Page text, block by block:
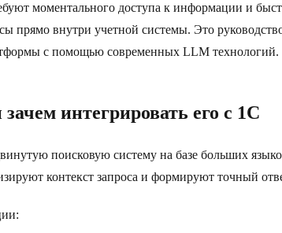
моментального доступа к информации и
прямо внутри учетной системы. Это
с помощью современных LLM технологий.
интегрировать его с 1С
поисковую систему на базе больших
контекст запроса и формируют точный